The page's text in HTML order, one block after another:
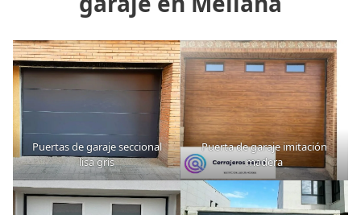
Puertas de garaje seccional
lisa gris
Puerta de garaje imitación
madera